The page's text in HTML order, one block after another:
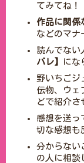
てみてね！
作品に関係
などのマナ
読んでない
バレ】
にな
野いちごジ
伝物、ウェ
どで紹介さ
感想を送っ
切な感想も
分からない
の人に相談